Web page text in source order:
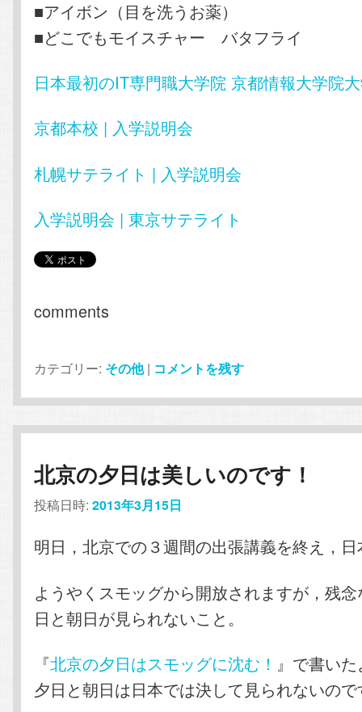
■アイボン（目を洗うお薬）
■どこでもモイスチャー バタフライ
日本最初のIT専門職大学院 京都情報大学院
京都本校 | 入学説明会
札幌サテライト | 入学説明会
入学説明会 | 東京サテライト
comments
カテゴリー: その他 | コメントを残す
北京の夕日は美しいのです！
投稿日時:2013年3月15日
明日，北京での３週間の出張講義を終え，
ようやくスモッグから開放されますが，残
日と朝日が見られないこと。
『北京の夕日はスモッグに沈む！ 』で書い
夕日と朝日は日本では決して見られないの